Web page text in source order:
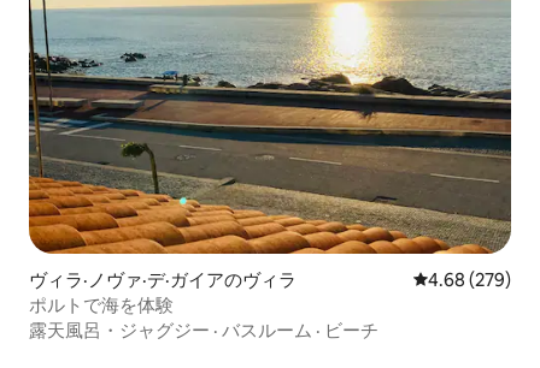
ヴィラ·ノヴァ·デ·ガイアのヴィラ レビュー279
4.68 (279)
ポルトで海を体験
露天風呂・ジャグジー · バスルーム · ビーチ